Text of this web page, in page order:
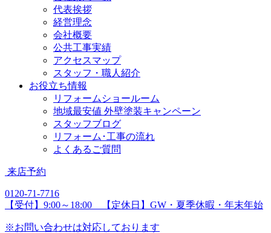
代表挨拶
経営理念
会社概要
公共工事実績
アクセスマップ
スタッフ・職人紹介
お役立ち情報
リフォームショールーム
地域最安値 外壁塗装キャンペーン
スタッフブログ
リフォーム･工事の流れ
よくあるご質問
来店予約
0120-71-7716
【受付】9:00～18:00 【定休日】GW・夏季休暇・年末年始
※お問い合わせは対応しております